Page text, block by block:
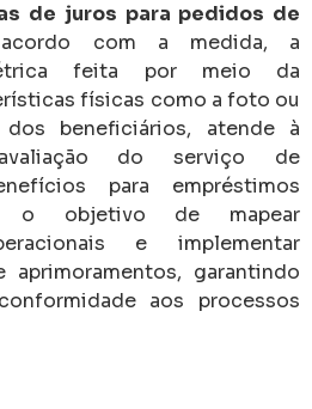
de juros para pedidos de
com a medida, a
feita por meio da
físicas como a foto ou
beneficiários, atende à
do serviço de
para empréstimos
o objetivo de mapear
e implementar
aprimoramentos, garantindo
aos processos